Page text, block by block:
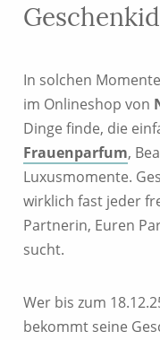
In solchen
im Onlineshop von
Dinge finde, die
Frauenparfum,
Luxusmomente.
wirklich fast jeder
Partnerin, Euren
sucht.
Wer bis zum
bekommt seine